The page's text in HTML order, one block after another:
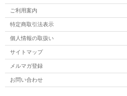
ご利用案内
特定商取引法表示
個人情報の取扱い
サイトマップ
メルマガ登録
お問い合わせ